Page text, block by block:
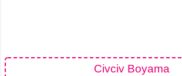
Civciv Boyama